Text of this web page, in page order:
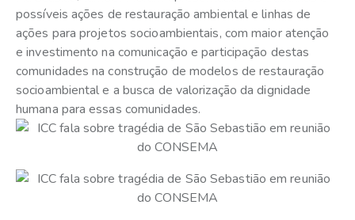
possíveis ações de restauração ambiental e linhas de
ações para projetos socioambientais, com maior atenção
e investimento na comunicação e participação destas
comunidades na construção de modelos de restauração
socioambiental e a busca de valorização da dignidade
humana para essas comunidades.